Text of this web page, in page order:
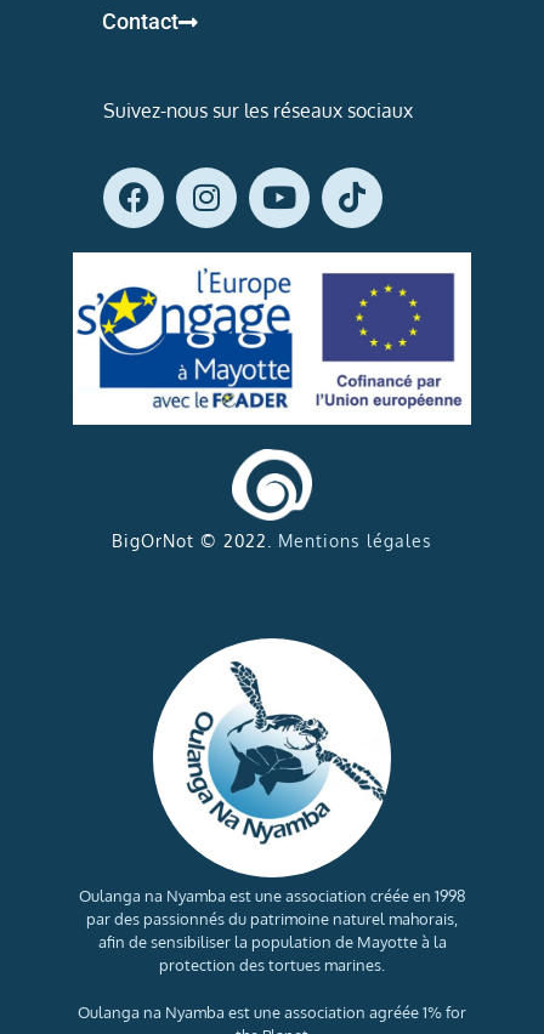
Oulanga na Nyamba est une association créée en 1998
par des passionnés du patrimoine naturel mahorais,
afin de sensibiliser la population de Mayotte à la
protection des tortues marines.
Oulanga na Nyamba est une association agréée 1% for
Suivez-nous sur les réseaux sociaux
BigOrNot © 2022. Mentions légales
Contact